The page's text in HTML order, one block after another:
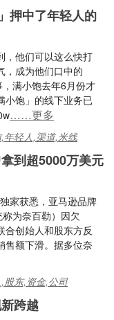
押中了年轻人的
，他们可以这么快打
，成为他们口中的
满小饱去年6月份才
小饱」的线下业务已
……更多
年轻人,渠道,米线
到超5000万美元
家获悉，亚马逊品牌
为奈百勒）因欠
合创始人和股东方反
售额下滑。据多位奈
股东,资金,公司
跨越